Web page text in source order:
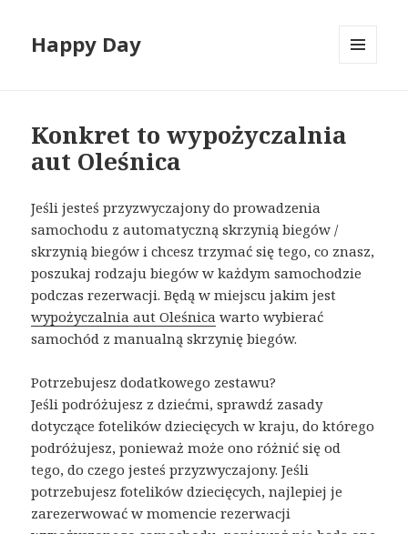
Happy Day
Konkret to wypożyczalnia
aut Oleśnica
Jeśli jesteś przyzwyczajony do prowadzenia
samochodu z automatyczną skrzynią biegów /
skrzynią biegów i chcesz trzymać się tego, co znasz,
poszukaj rodzaju biegów w każdym samochodzie
podczas rezerwacji. Będą w miejscu jakim jest
wypożyczalnia aut Oleśnica warto wybierać
samochód z manualną skrzynię biegów.
Potrzebujesz dodatkowego zestawu?
Jeśli podróżujesz z dziećmi, sprawdź zasady
dotyczące fotelików dziecięcych w kraju, do którego
podróżujesz, ponieważ może ono różnić się od
tego, do czego jesteś przyzwyczajony. Jeśli
potrzebujesz fotelików dziecięcych, najlepiej je
zarezerwować w momencie rezerwacji